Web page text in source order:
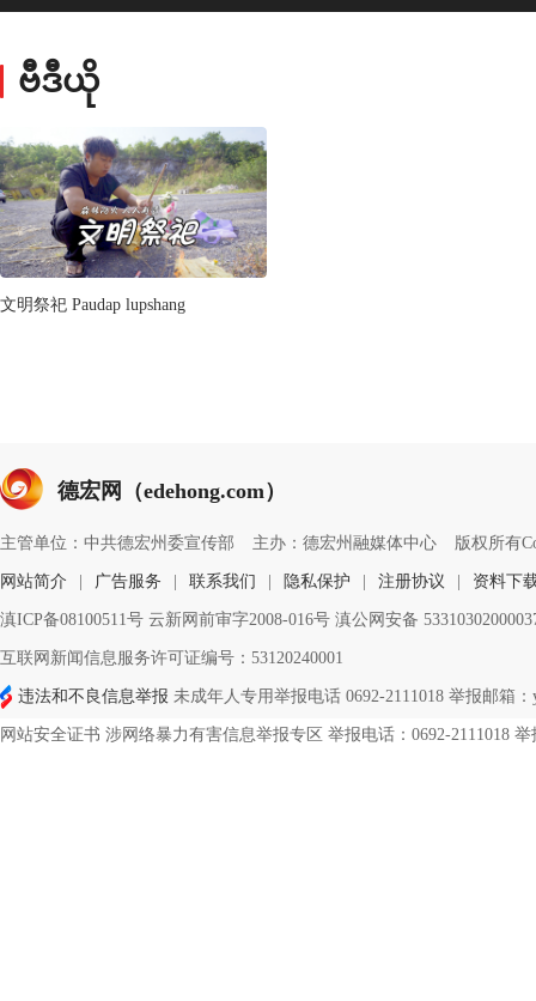
ဗီဒီယို
文明祭祀 Paudap lupshang
德宏网（edehong.com）
主管单位：中共德宏州委宣传部 主办：德宏州融媒体中心 版权所有
网站简介 广告服务 联系我们 隐私保护 注册协议 资料下
滇ICP备08100511号 云新网前审字2008-016号 滇公网安备
互联网新闻信息服务许可证编号：53120240001
违法和不良信息举报 未成年人专用举报电话 0692-2111018 举报邮箱：
网站安全证书 涉网络暴力有害信息举报专区 举报电话：0692-2111018 举